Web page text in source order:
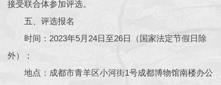
接受联合体参加评选。
五、评选报名
时间：2023年5月24日至26日（国家法定节假日除
外）；
地点：成都市青羊区小河街1号成都博物馆南楼办公